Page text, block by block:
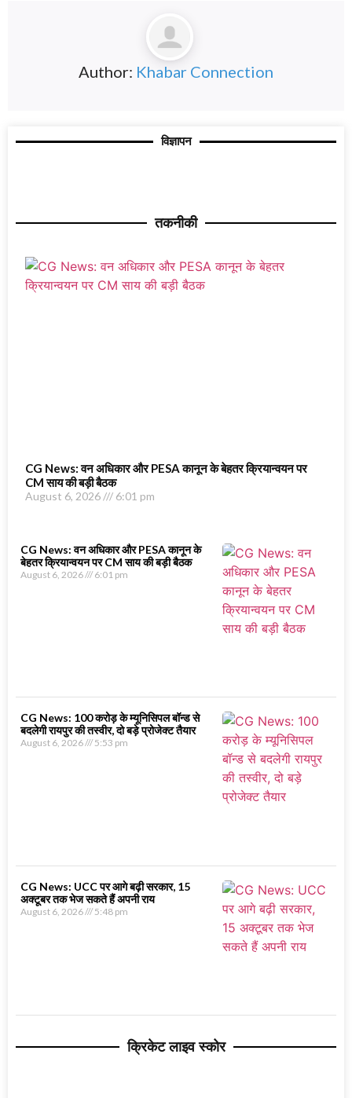
Author: Khabar Connection
विज्ञापन
तकनीकी
CG News: वन अधिकार और PESA कानून के बेहतर क्रियान्वयन पर
CM साय की बड़ी बैठक
August 6, 2026 6:01 pm
CG News: वन अधिकार और PESA कानून के
बेहतर क्रियान्वयन पर CM साय की बड़ी बैठक
August 6, 2026 6:01 pm
CG News: 100 करोड़ के म्यूनिसिपल बॉन्ड से
बदलेगी रायपुर की तस्वीर, दो बड़े प्रोजेक्ट तैयार
August 6, 2026 5:53 pm
CG News: UCC पर आगे बढ़ी सरकार, 15
अक्टूबर तक भेज सकते हैं अपनी राय
August 6, 2026 5:48 pm
क्रिकेट लाइव स्कोर